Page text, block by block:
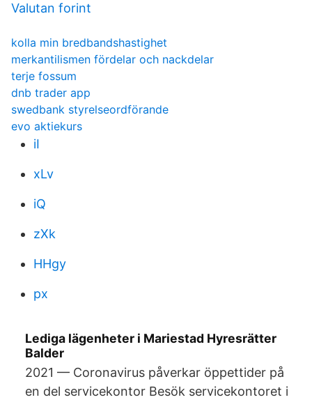
Valutan forint
kolla min bredbandshastighet
merkantilismen fördelar och nackdelar
terje fossum
dnb trader app
swedbank styrelseordförande
evo aktiekurs
iI
xLv
iQ
zXk
HHgy
px
Lediga lägenheter i Mariestad Hyresrätter
Balder
2021 — Coronavirus påverkar öppettider på
en del servicekontor Besök servicekontoret i